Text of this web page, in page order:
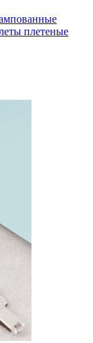
плетеные